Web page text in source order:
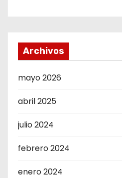
Archivos
mayo 2026
abril 2025
julio 2024
febrero 2024
enero 2024